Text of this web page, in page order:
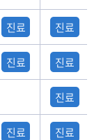
진료 진료
진료 진료
진료
진료 진료